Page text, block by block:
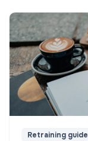
Retraining guide